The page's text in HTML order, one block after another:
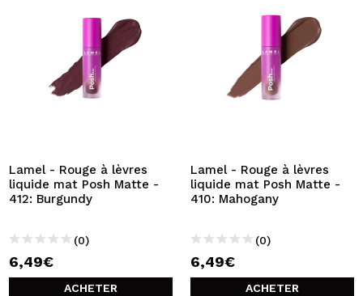
Lamel - Rouge à lèvres
liquide mat Posh Matte -
412: Burgundy
(0)
6,49€
ACHETER
Lamel - Rouge à lèvres
liquide mat Posh Matte -
410: Mahogany
(0)
6,49€
ACHETER